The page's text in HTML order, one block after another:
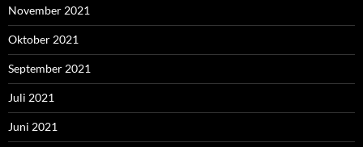
November 2021
Oktober 2021
September 2021
Juli 2021
Juni 2021